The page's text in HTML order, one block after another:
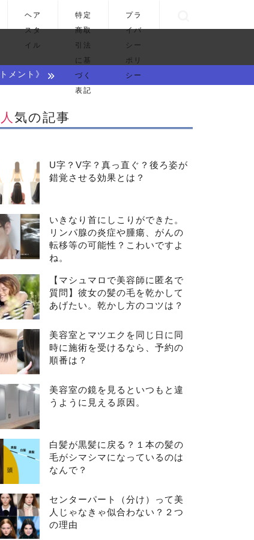
ヘア
スタ
イル
特定
商取
引法
に基
づく
表記
プラ
イバ
シー
ポリ
シー
メント》
人気の記事
U字？V字？真っ直ぐ？後ろ姿が
錯覚させる効果とは？
いきなり首にしこりができた。
リンパ腺の炎症や腫瘍、がんの
転移等の可能性？こわいですよ
ね。
【マシュマロで美容師に匿名で
質問】彼女の髪の毛を乾かして
あげたい。乾かし方のコツは？
美容室とマツエクを同じ日に同
時に施術を受けるなら、予約の
順番は？
美容室の鏡を見るといつもと違
うように見える原因。
白髪が黒髪に戻る？１本の髪の
毛がシマシマになっているのは
なんで？
センターパート（分け）って美
人じゃなきゃ似合わない？２つ
の理由